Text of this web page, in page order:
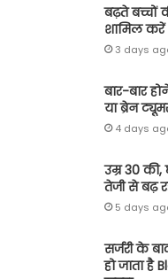
बढ़ते बच्चों
शामिल
3 days
बार-बार
या ब्रेन
4 days
उम्र 30
तेजी से बढ़
5 days
सर्जरी के
हो जाता है